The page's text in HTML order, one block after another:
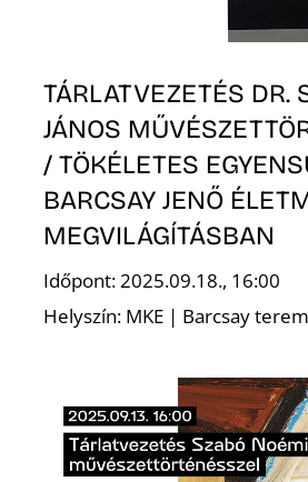
TÁRLATVEZETÉS DR.
JÁNOS
/ TÖKÉLETES
BARCSAY JENŐ
MEGVILÁGÍTÁSBAN
Időpont: 2025.09.18., 16:00
Helyszín: MKE | Barcsay terem